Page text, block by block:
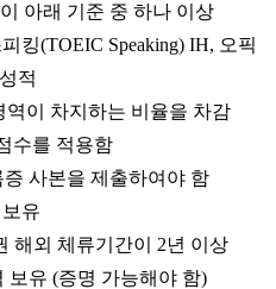
아래 기준 중 하나 이상
킹(TOEIC Speaking) IH, 오픽
적
역이 차지하는 비율을 차감
수를 적용함
사본을 제출하여야 함
유
해외 체류기간이 2년 이상
보유 (증명 가능해야 함)